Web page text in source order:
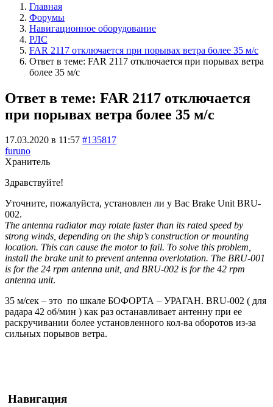
Главная
Форумы
Навигационное оборудование
РЛС
FAR 2117 отключается при порывах ветра более 35 м/с
Ответ в теме: FAR 2117 отключается при порывах ветра
более 35 м/с
Ответ в теме: FAR 2117 отключается
при порывах ветра более 35 м/с
17.03.2020 в 11:57 #135817
furuno
Хранитель
Здравствуйте!
Уточните, пожалуйста, установлен ли у Вас Brake Unit BRU-
002.
The antenna radiator may rotate faster than its rated speed by
strong winds, depending on the ship’s construction or mounting
location. This can cause the motor to fail. To solve this problem,
install the brake unit to prevent antenna overlotation. The BRU-001
is for the 24 rpm antenna unit, and BRU-002 is for the 42 rpm
antenna unit.
35 м/сек – это по шкале БОФОРТА – УРАГАН. BRU-002 ( для
радара 42 об/мин ) как раз останавливает антенну при ее
раскручивании более установленного кол-ва оборотов из-за
сильных порывов ветра.
Навигация